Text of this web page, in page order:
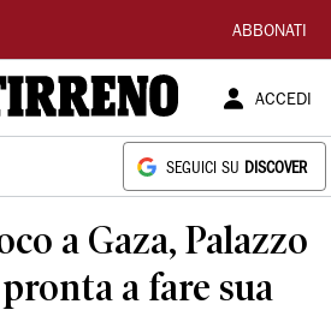
ABBONATI
ACCEDI
SEGUICI SU DISCOVER
a Gaza, Palazzo
a fare sua